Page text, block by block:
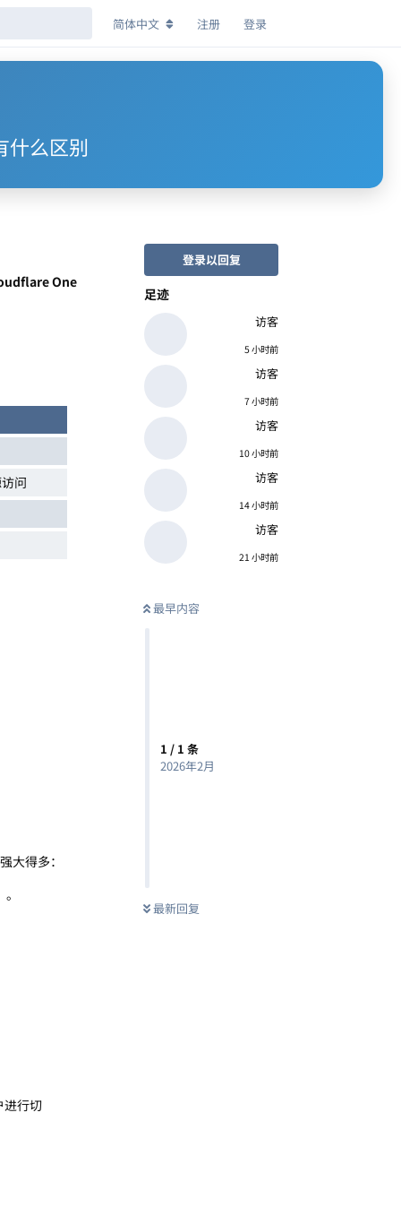
简体中文 注册 登录
什么区别
登录以回复
足迹
访客
5 小时前
访客
7 小时前
访客
10 小时前
访客
14 小时前
访客
21 小时前
最早内容
1 / 1 条
2026年2月
最新回复
One
问
大得多：
行切